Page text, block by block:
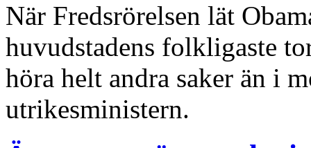
När Fredsrörelsen lät
huvudstadens folkligaste
höra helt andra saker än i
utrikesministern.